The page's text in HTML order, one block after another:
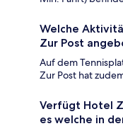
Welche
Zur Post
Auf dem
Zur Post hat
Verfügt Hotel
es welche in